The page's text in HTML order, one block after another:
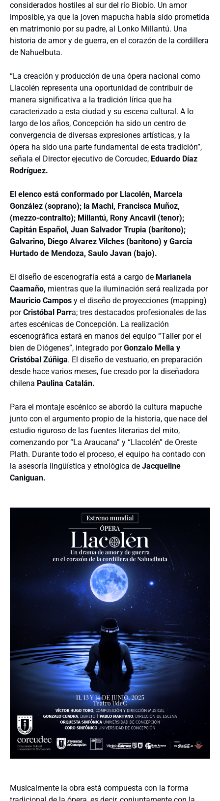
considerados hostiles al sur del río Biobío. Un amor
imposible, ya que la joven mapucha había sido prometida
en matrimonio por su padre, al Lonko Millantú. Una
historia de amor y de guerra, en el corazón de la cordillera
de Nahuelbuta.
“La creación y producción de una ópera nacional como
Llacolén representa una oportunidad de contribuir de
manera significativa a la tradición lírica que ha
caracterizado a esta ciudad y su escena cultural. A lo
largo de los años, Concepción ha sido un centro de
convergencia de diversas expresiones artísticas, y la
ópera ha sido una parte fundamental de esta tradición”,
señala el Director ejecutivo de Corcudec, Eduardo Díaz
Rodríguez.
El elenco está conformado por Llacolén, Marcela
González (soprano); la Machi, Francisca Muñoz,
(mezzo-contralto); Millantú, Rony Ancavil (tenor);
Capitán Español, Juan Salvador Trupia (barítono);
Galvarino, Diego Alvarez Vilches (barítono) y García
Hurtado de Mendoza, Saulo Javan (bajo).
El diseño de escenografía está a cargo de Marianela
Caamaño, mientras que la iluminación será realizada por
Mauricio Campos y el diseño de proyecciones (mapping)
porCristóbal Parra; tres destacados profesionales de las
artes escénicas de Concepción. La realización
escenográfica estará en manos del equipo “Taller por el
bien de Diógenes”, integrado porGonzalo Mella y
Cristóbal Zúñiga. El diseño de vestuario, en preparación
desde hace varios meses, fue creado por la diseñadora
chilena Paulina Catalán.
Para el montaje escénico se abordó la cultura mapuche
junto con el argumento propio de la historia, que nace del
estudio riguroso de las fuentes literarias del mito,
comenzando por “La Araucana” y “Llacolén” de Oreste
Plath. Durante todo el proceso, el equipo ha contado con
la asesoría lingüística y etnológica de Jacqueline
Caniguan.
Musicalmente la obra está compuesta con la forma